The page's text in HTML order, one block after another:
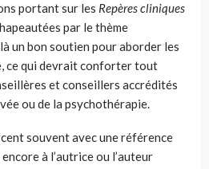
portant sur les Repères cliniques
par le thème
un bon soutien pour aborder les
ce qui devrait conforter tout
et conseillers accrédités
ou de la psychothérapie.
souvent avec une référence
à l’autrice ou l’auteur